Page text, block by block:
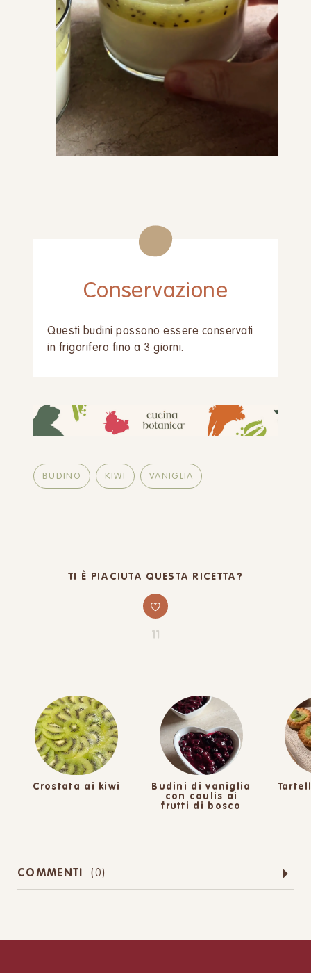
Conservazione
Questi budini possono essere conservati
in frigorifero fino a 3 giorni.
BUDINO KIWI VANIGLIA
TI È PIACIUTA QUESTA RICETTA?
11
Crostata ai kiwi
Budini di vaniglia
con coulis ai
frutti di bosco
COMMENTI (0)